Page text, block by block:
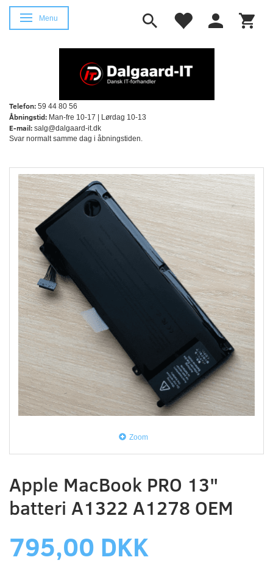
Skifte navigation
Menu
Telefon: 59 44 80 56
Åbningstid: Man-fre 10-17 | Lørdag 10-13
E-mail: salg@dalgaard-it.dk
Svar normalt samme dag i åbningstiden.
Zoom
Apple MacBook PRO 13"
batteri A1322 A1278 OEM
795,00 DKK